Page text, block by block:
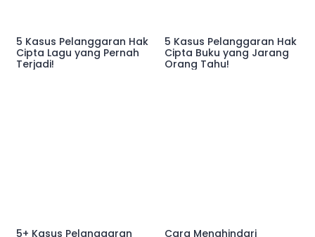
5 Kasus Pelanggaran Hak
Cipta Lagu yang Pernah
Terjadi!
5 Kasus Pelanggaran Hak
Cipta Buku yang Jarang
Orang Tahu!
5+ Kasus Pelanggaran Cara Menghindari